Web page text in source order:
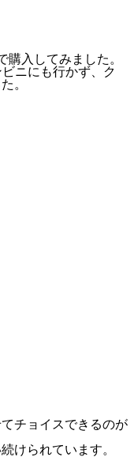
購入してみました。
ニにも行かず、ク
。
チョイスできるのが
けられています。